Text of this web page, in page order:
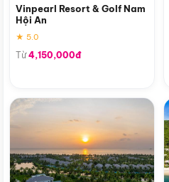
Vinpearl Resort & Golf Nam
Hội An
★ 5.0
Từ4,150,000đ